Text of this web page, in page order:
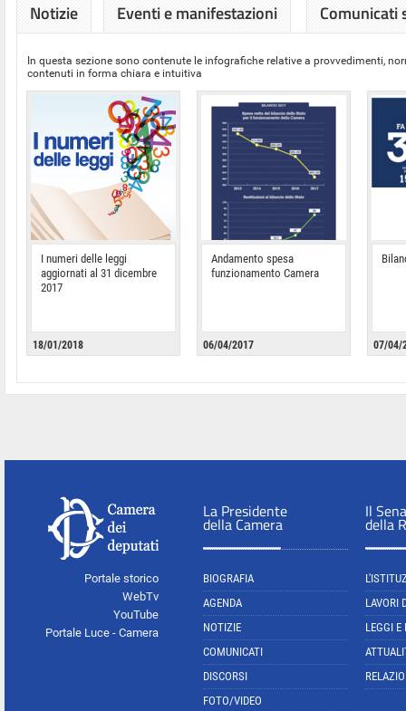
Notizie Eventi e manifestazioni Comunicati
In questa sezione sono contenute le infografiche relative a provvedimenti,
contenuti in forma chiara e intuitiva
I numeri delle leggi
aggiornati al 31 dicembre
2017
18/01/2018
Andamento spesa
funzionamento Camera
06/04/2017 07/04/
Portale storico
WebTv
YouTube
Portale Luce - Camera
La Presidente
della Camera
BIOGRAFIA
AGENDA
NOTIZIE
COMUNICATI
DISCORSI
FOTO/VIDEO
Il
della
LAVORI
LEGGI E